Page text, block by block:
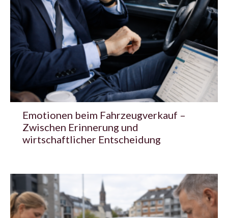
Emotionen beim Fahrzeugverkauf –
Zwischen Erinnerung und
wirtschaftlicher Entscheidung